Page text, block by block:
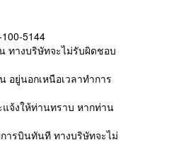
5144
ทางบริษัทจะไม่รับผิดชอบ
อยู่นอกเหนือเวลาทำการ
จ้งให้ท่านทราบ หากท่าน
ารบินทันที ทางบริษัทจะไม่